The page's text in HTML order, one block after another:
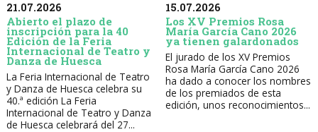
21.07.2026
Abierto el plazo de
inscripción para la 40
Edición de la Feria
Internacional de Teatro y
Danza de Huesca
La Feria Internacional de Teatro
y Danza de Huesca celebra su
40.ª edición La Feria
Internacional de Teatro y Danza
de Huesca celebrará del 27...
15.07.2026
Los XV Premios Rosa
María García Cano 2026
ya tienen galardonados
El jurado de los XV Premios
Rosa María García Cano 2026
ha dado a conocer los nombres
de los premiados de esta
edición, unos reconocimientos...